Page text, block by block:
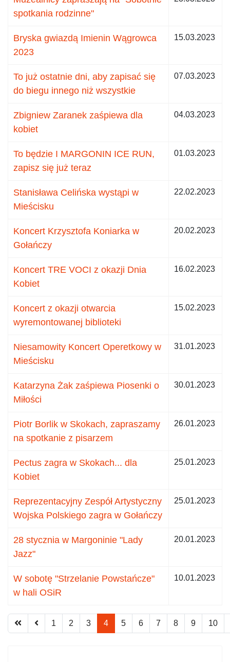
spotkania rodzinne"
Bryska gwiazdą Imienin Wągrowca
2023
15.03.2023
To już ostatnie dni, aby zapisać się
do biegu innego niż wszystkie
07.03.2023
Zbigniew Zaranek zaśpiewa dla
kobiet
04.03.2023
To będzie I MARGONIN ICE RUN,
zapisz się już teraz
01.03.2023
Stanisława Celińska wystąpi w
Mieścisku
22.02.2023
Koncert Krzysztofa Koniarka w
Gołańczy
20.02.2023
Koncert TRE VOCI z okazji Dnia
Kobiet
16.02.2023
Koncert z okazji otwarcia
wyremontowanej biblioteki
15.02.2023
Niesamowity Koncert Operetkowy w
Mieścisku
31.01.2023
Katarzyna Żak zaśpiewa Piosenki o
Miłości
30.01.2023
Piotr Borlik w Skokach, zapraszamy
na spotkanie z pisarzem
26.01.2023
Pectus zagra w Skokach... dla
Kobiet
25.01.2023
Reprezentacyjny Zespół Artystyczny
Wojska Polskiego zagra w Gołańczy
25.01.2023
28 stycznia w Margoninie "Lady
Jazz"
20.01.2023
W sobotę "Strzelanie Powstańcze"
w hali OSiR
10.01.2023
1 2 3 4 5 6 7 8 9 10